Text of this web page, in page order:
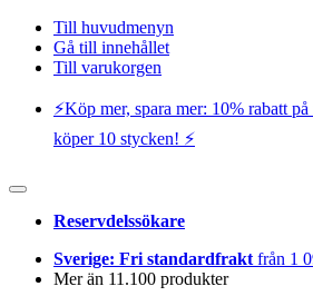
Till huvudmenyn
Gå till innehållet
Till varukorgen
⚡️Köp mer, spara mer: 10% rabatt
köper 10 stycken! ⚡️
Reservdelssökare
Sverige: Fri standardfrakt från 1
Mer än 11.100 produkter